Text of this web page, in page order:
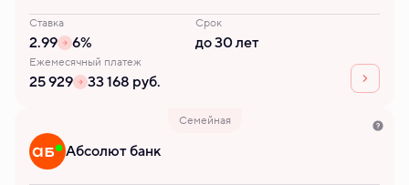
Ставка
2.99 6%
Срок
до 30 лет
Ежемесячный платеж
25 929 33 168 руб.
Семейная
Абсолют банк